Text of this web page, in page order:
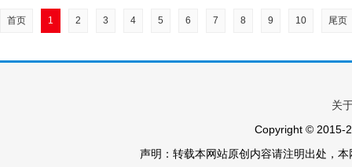
首页 1 2 3 4 5 6 7 8 9 10 尾页
关
Copyright © 2015-
声明：转载本网站原创内容请注明出处，